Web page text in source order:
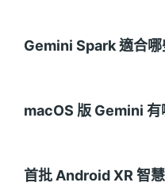
Gemini Spark 適合哪
macOS 版 Gemini 有
首批 Android XR 智